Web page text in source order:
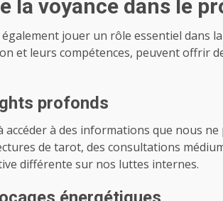
la voyance dans le
jouer un rôle essentiel dans
et leurs compétences, peuvent offrir
profonds
accéder à des informations que nous
de tarot, des consultations
différente sur nos luttes internes.